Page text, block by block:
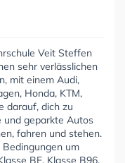
Veit Steffen
sehr verlässlichen
mit einem Audi,
Honda, KTM,
darauf, dich zu
und geparkte Autos
fahren und stehen.
um
BE, Klasse B96,